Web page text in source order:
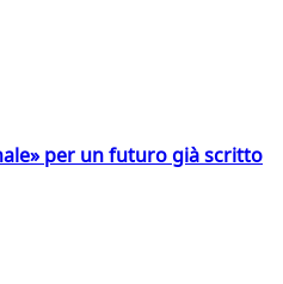
per un futuro già scritto